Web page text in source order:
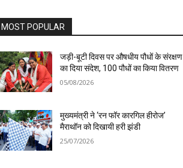
MOST POPULAR
जड़ी-बूटी दिवस पर औषधीय पौधों के संरक्षण
का दिया संदेश, 100 पौधों का किया वितरण
05/08/2026
मुख्यमंत्री ने ‘रन फॉर कारगिल हीरोज’
मैराथॉन को दिखायी हरी झंडी
25/07/2026